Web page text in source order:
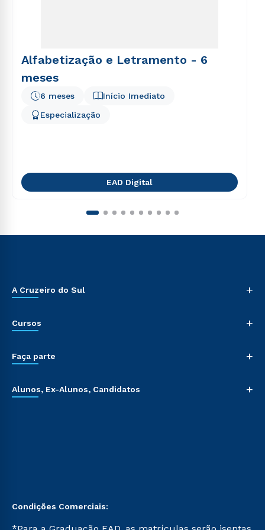
Alfabetização e Letramento - 6
meses
Início Imediato
6 meses
Especialização
EAD Digital
A Cruzeiro do Sul +
Cursos +
Faça parte +
Alunos, Ex-Alunos, Candidatos +
Condições Comerciais: